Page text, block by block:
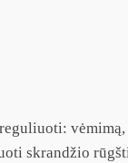
skrandžio